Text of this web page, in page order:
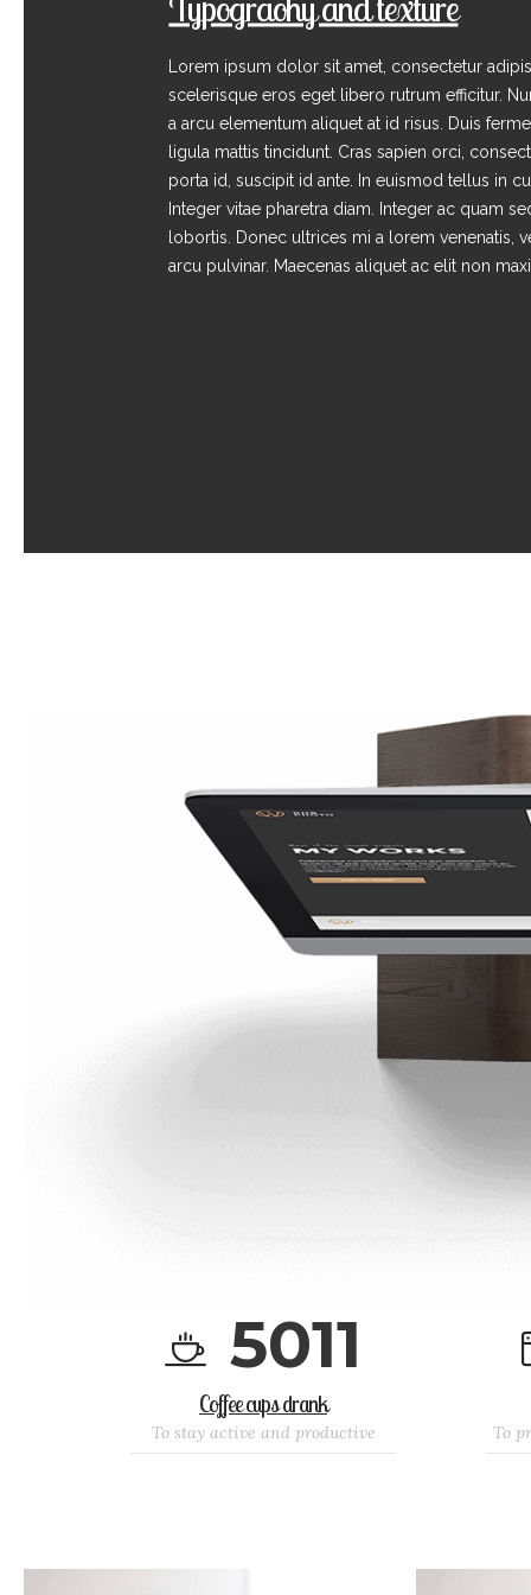
Lorem ipsum dolor sit amet, consectetur
scelerisque eros eget libero rutrum efficitur.
a arcu elementum aliquet at id risus. Duis
ligula mattis tincidunt. Cras sapien orci,
porta id, suscipit id ante. In euismod tellus in
Integer vitae pharetra diam. Integer ac quam
lobortis. Donec ultrices mi a lorem venenatis,
arcu pulvinar. Maecenas aliquet ac elit non
5011
Coffee cups drank
To stay active and productive To